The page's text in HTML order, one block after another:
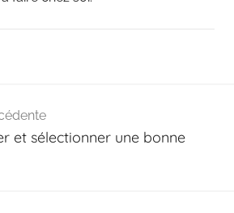
et sélectionner une bonne